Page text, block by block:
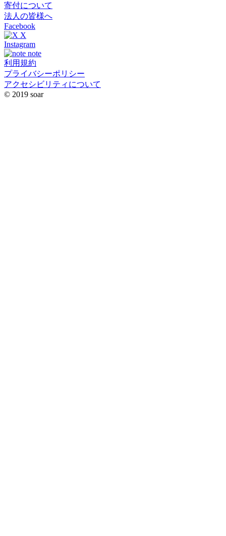
寄付について
法人の皆様へ
Facebook
X
Instagram
note
利用規約
プライバシーポリシー
アクセシビリティについて
© 2019 soar